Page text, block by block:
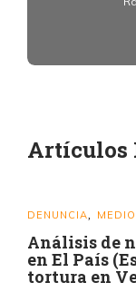
Artículos
DENUNCIA
Análisis de
en El País
tortura en